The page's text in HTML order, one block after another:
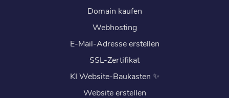
Domain kaufen
Webhosting
E-Mail-Adresse erstellen
SSL-Zertifikat
KI Website-Baukasten ✨
Website erstellen